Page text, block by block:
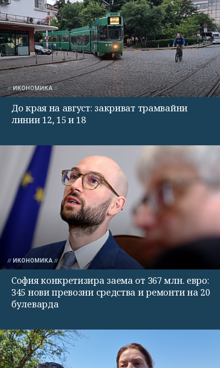
ИКОНОМИКА
До края на август: закриват трамвайни
линии 12, 15 и 18
ИКОНОМИКА
София конкретизира заема от 367 млн. евро:
345 нови превозни средства и ремонти на 20
булеварда